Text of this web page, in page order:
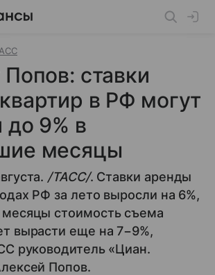
ставки
в РФ могут
до 9% в
месяцы
/ТАСС/. Ставки аренды
РФ за лето выросли на 6%,
стоимость съема
вырасти еще на 7−9%,
руководитель «Циан.
Попов.